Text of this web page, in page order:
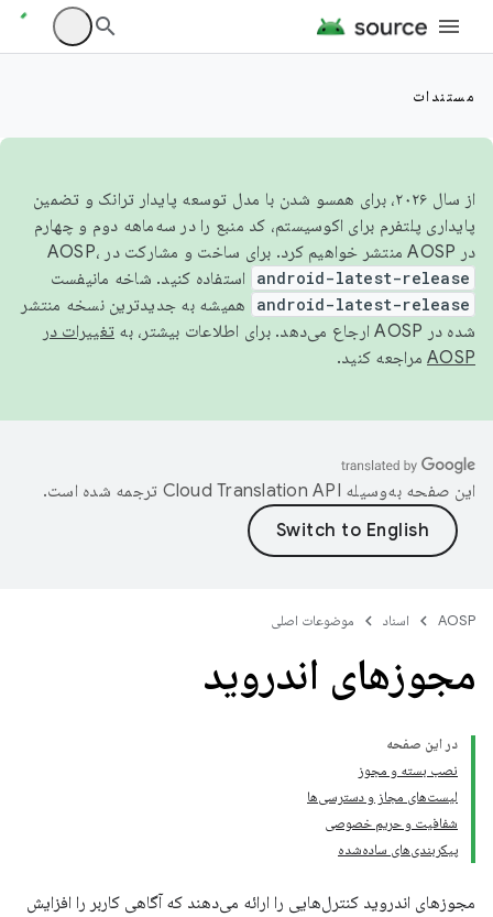
مستندات
از سال ۲۰۲۶، برای همسو شدن با مدل توسعه پایدار ترانک و تضمین
پایداری پلتفرم برای اکوسیستم، کد منبع را در سه‌ماهه دوم و چهارم
در AOSP منتشر خواهیم کرد. برای ساخت و مشارکت در AOSP،
android-latest-release استفاده کنید. شاخه مانیفست
android-latest-release
همیشه به جدیدترین نسخه منتشر
شده در AOSP ارجاع می‌دهد. برای اطلاعات بیشتر، به
تغییرات در
AOSP مراجعه کنید.
این صفحه به‌وسیله ترجمه شده است.
AOSP اسناد موضوعات اصلی
مجوزهای اندروید
در این صفحه
نصب بسته و مجوز
لیست‌های مجاز و دسترسی‌ها
شفافیت و حریم خصوصی
پیکربندی‌های ساده‌شده
مجوزهای اندروید کنترل‌هایی را ارائه می‌دهند که آگاهی کاربر را افزایش